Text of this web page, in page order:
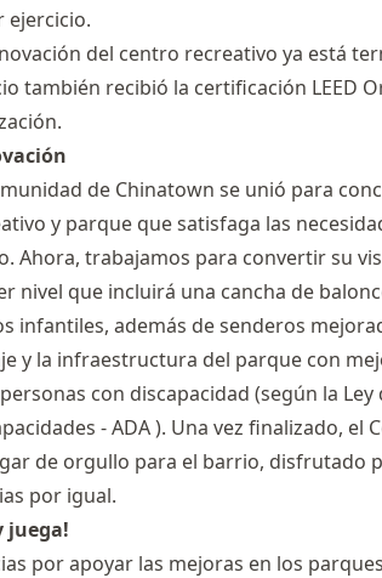
ejercicio.
del centro recreativo ya está
también recibió la certificación LEED
de Chinatown se unió para
y parque que satisfaga las
Ahora, trabajamos para convertir su
nivel que incluirá una cancha de
infantiles, además de senderos
y la infraestructura del parque con
con discapacidad (según la
- ADA ). Una vez finalizado, el
de orgullo para el barrio, disfrutado
por igual.
juega!
por apoyar las mejoras en los